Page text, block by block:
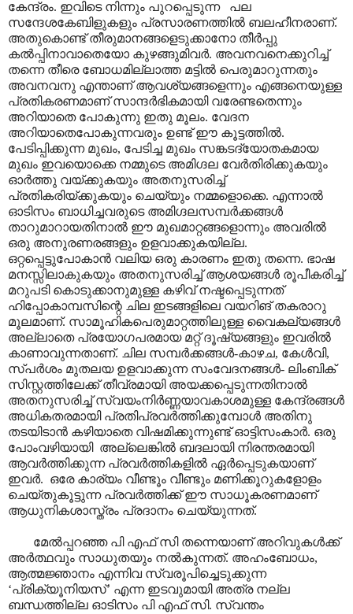
കേന്ദ്രം. ഇവിടെ നിന്നും പുറപ്പെടുന്ന പല
സന്ദേശകേബിളുകളും പ്രസാരണത്തിൽ ബലഹീനരാണ്.
അതുകൊണ്ട് തീരുമാനങ്ങളെടുക്കാനോ തീർപ്പു
കൽ‌പ്പിനാവാതെയോ കുഴങ്ങുമിവർ. അവനവനെക്കുറിച്ച്
തന്നെ തീരെ ബോധമില്ലാത്ത മട്ടിൽ പെരുമാറുന്നതും
അവനവനു എന്താണ് ആവശ്യങ്ങളെന്നും എങ്ങനെയുള്ള
പ്രതികരണമാണ് സാന്ദർഭികമായി വരേണ്ടതെന്നും
അറിയാതെ പോകുന്നു ഇതു മൂലം. വേദന
അറിയാതെപോകുന്നവരും ഉണ്ട് ഈ കൂട്ടത്തിൽ.
പേടിപ്പിക്കുന്ന മുഖം, പേടിച്ച മുഖം സങ്കടദ്യോതകമായ
മുഖം ഇവയൊക്കെ നമ്മുടെ അമിഗ്ദല വേർതിരിക്കുകയും
ഓർത്തു വയ്ക്കുകയും അതനുസരിച്ച്
പ്രതികരിയ്ക്കുകയും ചെയ്യും നമ്മളൊക്കെ. എന്നാൽ
ഓടിസം ബാധിച്ചവരുടെ അമിഗ്ദലസമ്പർക്കങ്ങൾ
താറുമാറായതിനാൽ ഈ മുഖമാറ്റങ്ങളൊന്നും അവരിൽ
ഒരു അനുരണരങ്ങളും ഉളവാക്കുകയില്ല.
ഒറ്റപ്പെട്ടുപോകാൻ വലിയ ഒരു കാരണം ഇതു തന്നെ. ഭാഷ
മനസ്സിലാകുകയും അതനുസരിച്ച് ആശയങ്ങൾ രൂപീകരിച്ച്
മറുപടി കൊടുക്കാനുമുള്ള കഴിവ് നഷ്ടപ്പെടുന്നത്
ഹിപ്പോകാമ്പസിന്റെ ചില ഇടങ്ങളിലെ വയറിങ് തകരാറു
മൂലമാണ്. സാമൂഹികപെരുമാറ്റത്തിലുള്ള വൈകല്യങ്ങൾ
അല്ലാതെ പ്രയോഗപരമായ മറ്റ് ദൂഷ്യങ്ങളും ഇവരിൽ
കാണാവുന്നതാണ്. ചില സമ്പർക്കങ്ങൾ-കാഴച, കേൾവി,
സ്പർശം മുതലയ ഉളവാക്കുന്ന സംവേദനങ്ങൾ- ലിംബിക്
സിസ്റ്റത്തിലേക്ക് തീവ്രമായി അയക്കപ്പെടുന്നതിനാൽ
അതനുസരിച്ച് സ്വയംനിർണ്ണയാവകാശമുള്ള കേന്ദ്രങ്ങൾ
അധികതരമായി പ്രതിപ്രവർത്തിക്കുമ്പോൾ അതിനു
തടയിടാൻ കഴിയാതെ വിഷമിക്കുന്നുണ്ട് ഓട്ടിസംകാർ. ഒരു
പോംവഴിയായി അല്ലെങ്കിൽ ബദലായി നിരന്തരമായി
ആവർത്തിക്കുന്ന പ്രവർത്തികളിൽ ഏർപ്പെടുകയാണ്
ഇവർ. ഒരേ കാര്യം വീണ്ടൂം വീണ്ടും മണിക്കൂറുകളോളം
ചെയ്തുകൂട്ടുന്ന പ്രവർത്തിക്ക് ഈ സാധൂകരണമാണ്
ആധുനികശാസ്ത്രം പ്രദാനം ചെയ്യുന്നത്.
മേൽ‌പ്പറഞ്ഞ പി എഫ് സി തന്നെയാണ് അറിവുകൾക്ക്
അർത്ഥവും സാധുതയും നൽകുന്നത്. അഹംബോധം,
ആത്മജ്ഞാനം എന്നിവ സ്വരൂപിച്ചെടുക്കുന്ന
‘പ്രിക്യൂനിയസ്’ എന്ന ഇടവുമായി അത്ര നല്ല
ബന്ധത്തില്ല ഓടിസം പി എഫ് സി. സ്വന്തം